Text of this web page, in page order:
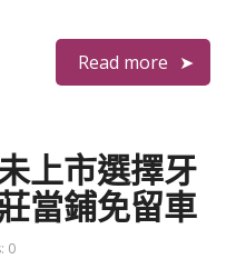
Read more
上市選擇牙
當鋪免留車
0